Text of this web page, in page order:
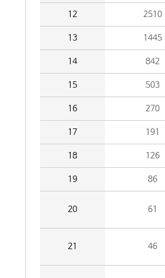
12 2510
13 1445
14 842
15 503
16 270
17 191
18 126
19 86
20 61
21 46